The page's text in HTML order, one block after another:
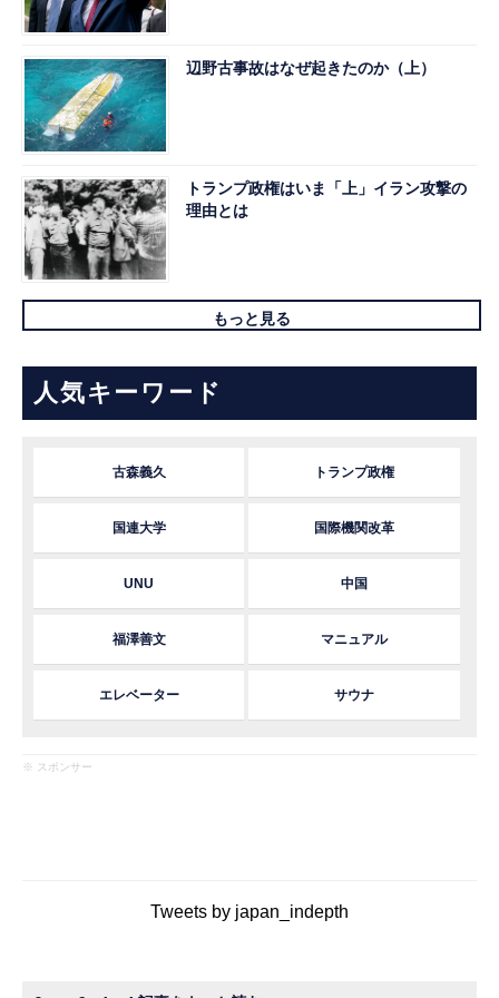
辺野古事故はなぜ起きたのか（上）
トランプ政権はいま「上」イラン攻撃の
理由とは
もっと見る
人気キーワード
古森義久 トランプ政権
国連大学 国際機関改革
UNU 中国
福澤善文 マニュアル
エレベーター サウナ
※ スポンサー
Tweets by japan_indepth